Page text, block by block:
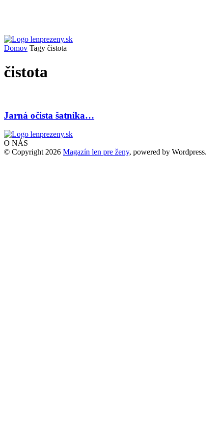
Domov Tagy čistota
čistota
Jarná očista šatníka…
O NÁS
© Copyright 2026 Magazín len pre ženy, powered by Wordpress.